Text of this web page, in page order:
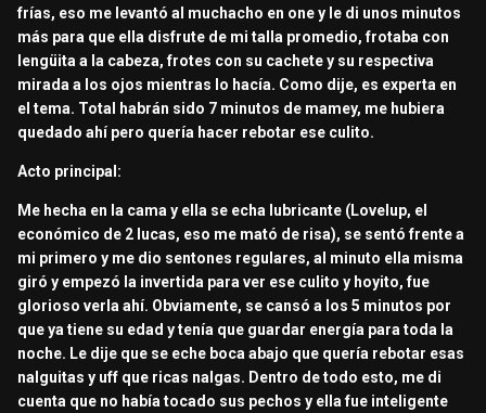
frías, eso me levantó al muchacho en one y le di unos minutos
más para que ella disfrute de mi talla promedio, frotaba con
lengüita a la cabeza, frotes con su cachete y su respectiva
mirada a los ojos mientras lo hacía. Como dije, es experta en
el tema. Total habrán sido 7 minutos de mamey, me hubiera
quedado ahí pero quería hacer rebotar ese culito.
Acto principal:
Me hecha en la cama y ella se echa lubricante (Lovelup, el
económico de 2 lucas, eso me mató de risa), se sentó frente a
mi primero y me dio sentones regulares, al minuto ella misma
giró y empezó la invertida para ver ese culito y hoyito, fue
glorioso verla ahí. Obviamente, se cansó a los 5 minutos por
que ya tiene su edad y tenía que guardar energía para toda la
noche. Le dije que se eche boca abajo que quería rebotar esas
nalguitas y uff que ricas nalgas. Dentro de todo esto, me di
cuenta que no había tocado sus pechos y ella fue inteligente